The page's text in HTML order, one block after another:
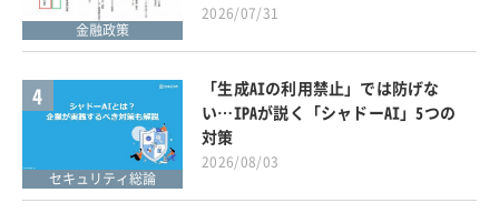
金融政策
2026/07/31
4
セキュリティ総論
「生成AIの利用禁止」では防げな
い…IPAが説く「シャドーAI」5つの
対策
2026/08/03